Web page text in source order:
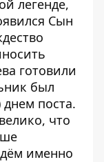
легенде,
Сын
готовили
был
поста.
что
именно